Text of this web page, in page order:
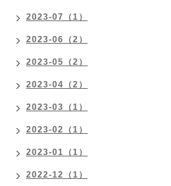
2023-07（1）
2023-06（2）
2023-05（2）
2023-04（2）
2023-03（1）
2023-02（1）
2023-01（1）
2022-12（1）